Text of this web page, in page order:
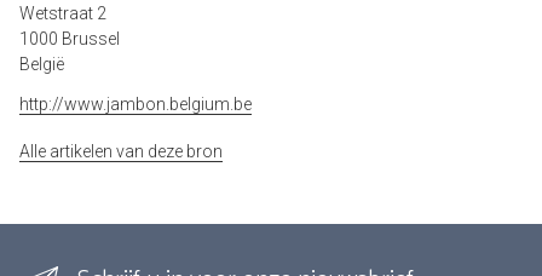
Wetstraat 2
1000 Brussel
België
http://www.jambon.belgium.be
Alle artikelen van deze bron